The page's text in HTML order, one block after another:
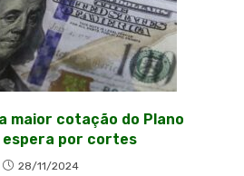
maior cotação do Plano
espera por cortes
28/11/2024